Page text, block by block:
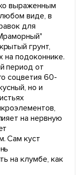
выраженным
виде, в
для
грунт,
на подоконнике.
период от
соцветия 60-
но и
на нервную
Сам куст
на клумбе, как